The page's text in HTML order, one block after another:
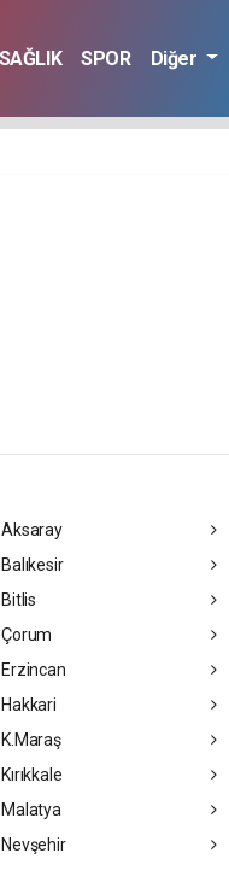
SAĞLIK SPOR Diğer
Aksaray
Balıkesir
Bitlis
Çorum
Erzincan
Hakkari
K.Maraş
Kırıkkale
Malatya
Nevşehir